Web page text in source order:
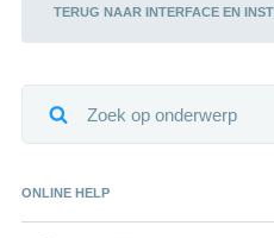
TERUG NAAR INTERFACE EN
ONLINE HELP